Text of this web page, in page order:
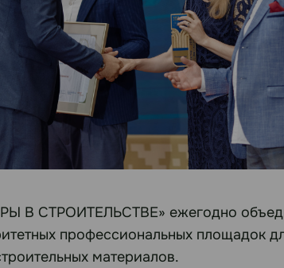
В СТРОИТЕЛЬСТВЕ» ежегодно
профессиональных площадок
материалов.